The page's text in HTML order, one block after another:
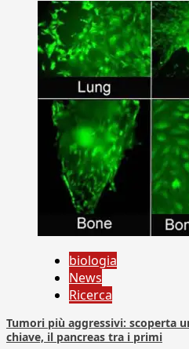
biologia
News
Ricerca
Tumori più aggressivi: scoperta
chiave, il pancreas tra i primi